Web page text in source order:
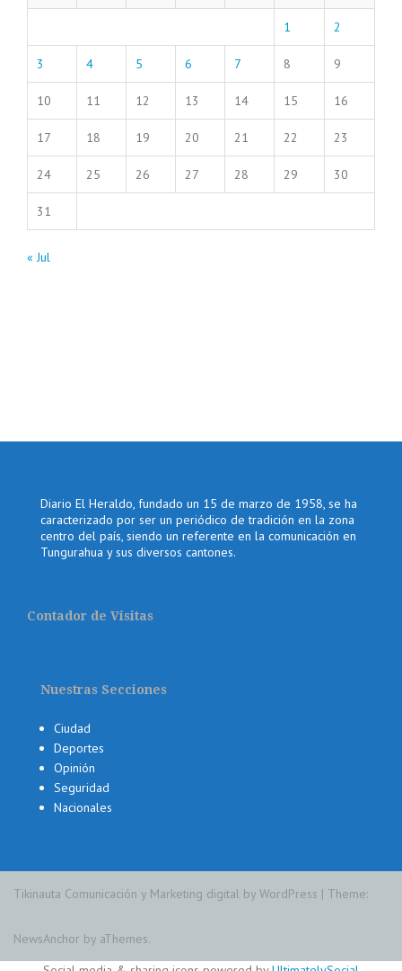
1 2
3 4 5 6 7 8 9
10 11 12 13 14 15 16
17 18 19 20 21 22 23
24 25 26 27 28 29 30
31
« Jul
Diario El Heraldo, fundado un 15 de marzo de 1958, se ha
caracterizado por ser un periódico de tradición en la zona
centro del país, siendo un referente en la comunicación en
Tungurahua y sus diversos cantones.
Contador de Visitas
Nuestras Secciones
Ciudad
Deportes
Opinión
Seguridad
Nacionales
Tikinauta Comunicación y Marketing digital by WordPress | Theme:
NewsAnchor by aThemes.